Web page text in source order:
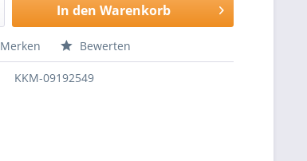
In den Warenkorb
Merken Bewerten
KKM-09192549